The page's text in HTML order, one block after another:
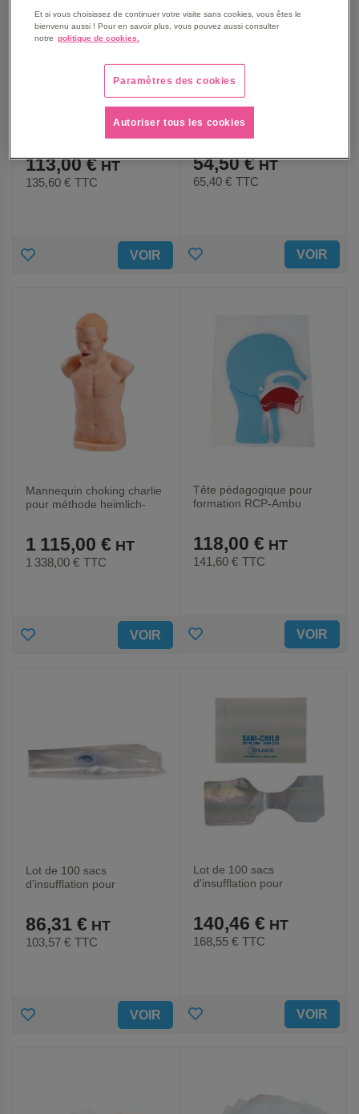
Mannequin de secourisme
Mini Anne Plus Laerdal
113,00 €
135,60 € TTC
AJOUTER VOIR
Kit mannequin mini anne et
defibrillateur factice -
Laerdal
54,50 €
65,40 € TTC
AJOUTER VOIR
Mannequin choking charlie
pour méthode heimlich-
1 115,00 €
1 338,00 € TTC
AJOUTER VOIR
Tête pédagogique pour
formation RCP-Ambu
118,00 €
141,60 € TTC
AJOUTER VOIR
Lot de 100 sacs
d'insufflation pour
86,31 €
103,57 € TTC
AJOUTER VOIR
Lot de 100 sacs
d'insufflation pour
140,46 €
168,55 € TTC
AJOUTER VOIR
Et si vous choisissez de continuer votre visite sans cookies, vous êtes le
bienvenu aussi ! Pour en savoir plus, vous pouvez aussi consulter
notre politique de cookies.
Paramètres des cookies
Autoriser tous les cookies